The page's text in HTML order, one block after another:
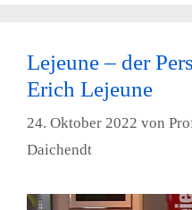
Lejeune – der
Erich Lejeune
24. Oktober 2022 von
Daichendt